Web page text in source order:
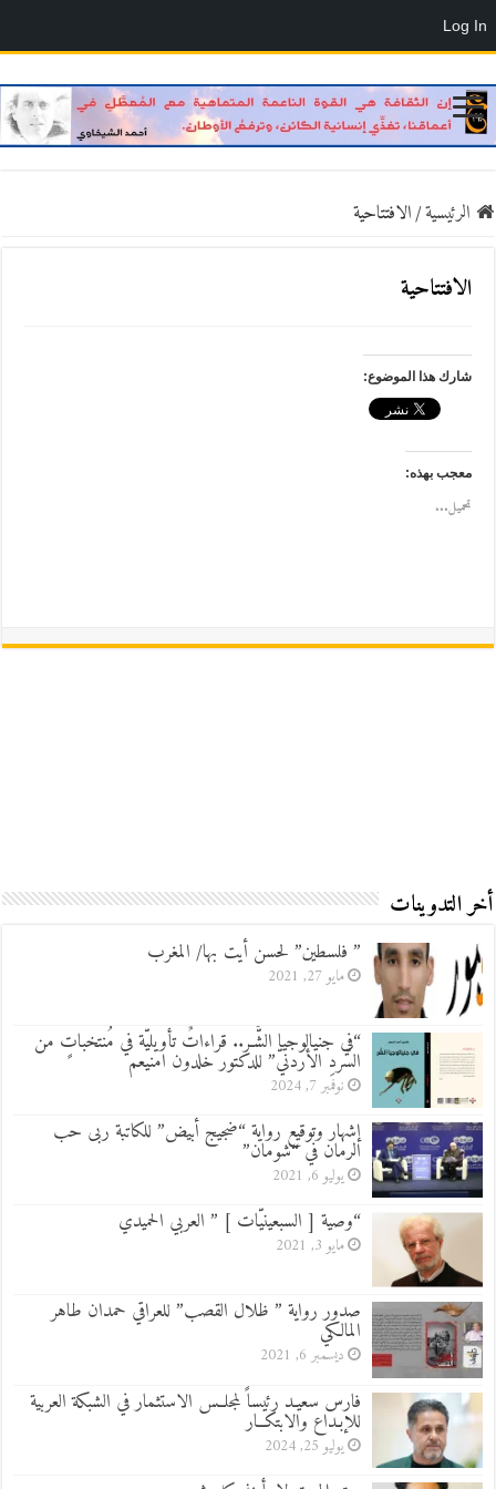
الرئيسية/الافتتاحية
الافتتاحية
شارك هذا الموضوع:
معجب بهذه:
تحميل...
أخر التدوينات
” فلسطين” لحسن أيت بها/ المغرب
مايو 27, 2021
“في جنيالوجيا الشَّـر.. قراءاتٌ تأويليّة في مُنتخباتٍ من
السّردِ الأردنيّ” للدكتور خلدون امنيعم
نوفمبر 7, 2024
إشهار وتوقيع رواية “ضجيج أبيض” للكاتبة ربى حب
الرمان في “شومان”
يوليو 6, 2021
“وصية [ السبعينيّات ] ” العربي الحميدي
مايو 3, 2021
صدور رواية ” ظلال القصب” للعراقي حمدان طاهر
المالكي
ديسمبر 6, 2021
فارس سعيـد رئيساً لمجلــس الاستثمار في الشبكة العربية
للإبـداع والابتكــار
يوليو 25, 2024
Log In